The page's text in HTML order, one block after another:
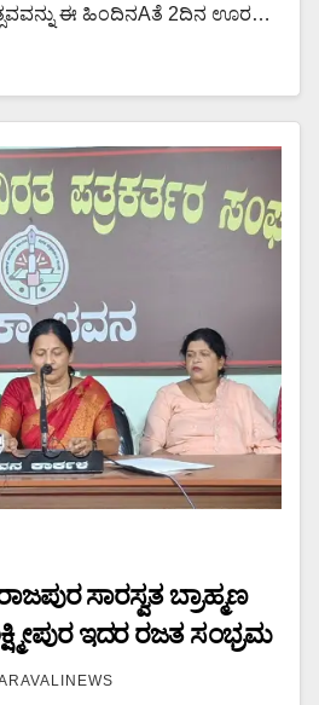
ಈ ಹಿಂದಿನAತೆ 2ದಿನ ಊರ…
ಸಾರಸ್ವತ ಬ್ರಾಹ್ಮಣ
ಇದರ ರಜತ ಸಂಭ್ರಮ